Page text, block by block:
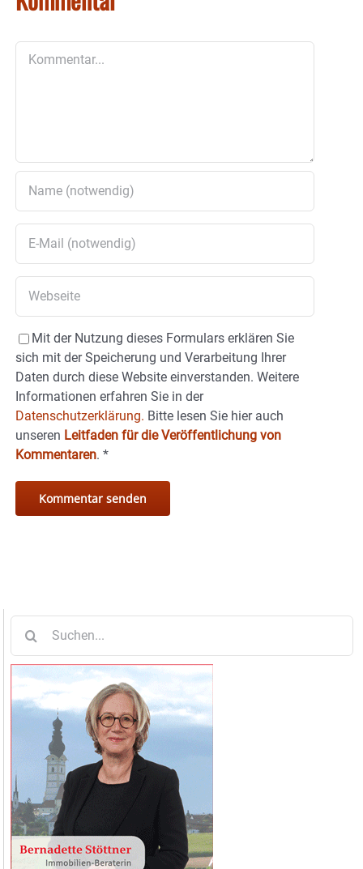
Mit der Nutzung dieses Formulars erklären Sie
sich mit der Speicherung und Verarbeitung Ihrer
Daten durch diese Website einverstanden. Weitere
Informationen erfahren Sie in der
Datenschutzerklärung. Bitte lesen Sie hier auch
unseren Leitfaden für die Veröffentlichung von
Kommentaren. *
nach: